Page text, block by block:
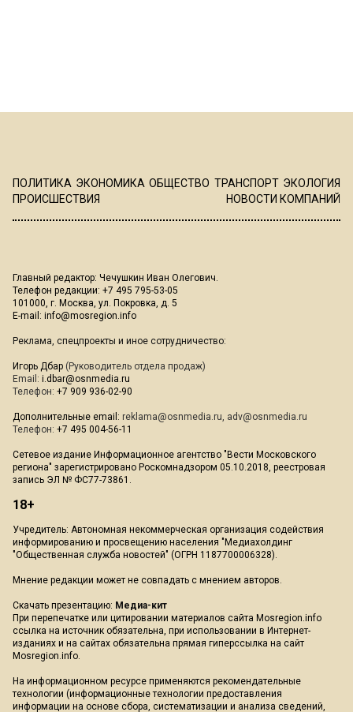
ПОЛИТИКА ЭКОНОМИКА ОБЩЕСТВО ТРАНСПОРТ ЭКОЛОГИЯ
ПРОИСШЕСТВИЯ
НОВОСТИ КОМПАНИЙ
Главный редактор: Чечушкин Иван Олегович.
Телефон редакции: +7 495 795-53-05
101000, г. Москва, ул. Покровка, д. 5
E-mail: info@mosregion.info
Реклама, спецпроекты и иное сотрудничество:
Игорь Дбар (Руководитель отдела продаж)
Email: i.dbar@osnmedia.ru
Телефон: +7 909 936-02-90
Дополнительные email: reklama@osnmedia.ru, adv@osnmedia.ru
Телефон: +7 495 004-56-11
Сетевое издание Информационное агентство "Вести Московского
региона" зарегистрировано Роскомнадзором 05.10.2018, реестровая
запись ЭЛ № ФС77-73861.
18+
Учредитель: Автономная некоммерческая организация содействия
информированию и просвещению населения "Медиахолдинг
"Общественная служба новостей" (ОГРН 1187700006328).
Мнение редакции может не совпадать с мнением авторов.
Скачать презентацию: Медиа-кит
При перепечатке или цитировании материалов сайта Mosregion.info
ссылка на источник обязательна, при использовании в Интернет-
изданиях и на сайтах обязательна прямая гиперссылка на сайт
Mosregion.info.
На информационном ресурсе применяются рекомендательные
технологии (информационные технологии предоставления
информации на основе сбора, систематизации и анализа сведений,